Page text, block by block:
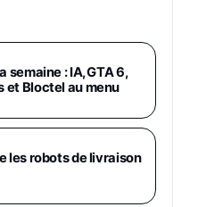
Ultra, Smartphone
AI, 512 Go,
25W Inclus,
Noir, Version FR
Go Bleu
Tiers)
semaine : IA, GTA 6,
et Bloctel au menu
les robots de livraison